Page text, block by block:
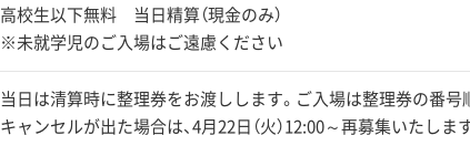
高校生以下無料 当日精算（現金のみ）
※未就学児のご入場はご遠慮ください
当日は清算時に整理券をお渡しします。ご入場は整理券の番号
キャンセルが出た場合は、4月22日（火）12:00～再募集いたします